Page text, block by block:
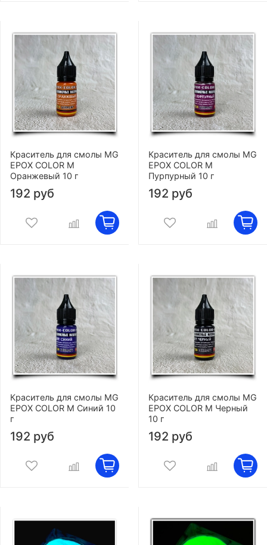
Краситель для смолы MG
EPOX COLOR M
Оранжевый 10 г
192 руб
Краситель для смолы MG
EPOX COLOR M
Пурпурный 10 г
192 руб
Краситель для смолы MG
EPOX COLOR M Синий 10
г
192 руб
Краситель для смолы MG
EPOX COLOR M Черный
10 г
192 руб